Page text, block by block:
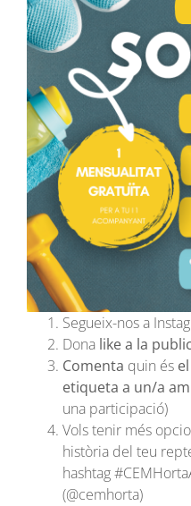
Segueix-nos a
Dona like a la
Comenta quin és
etiqueta a un/a
una participació)
Vols tenir més
història del teu
hashtag
(@cemhorta)